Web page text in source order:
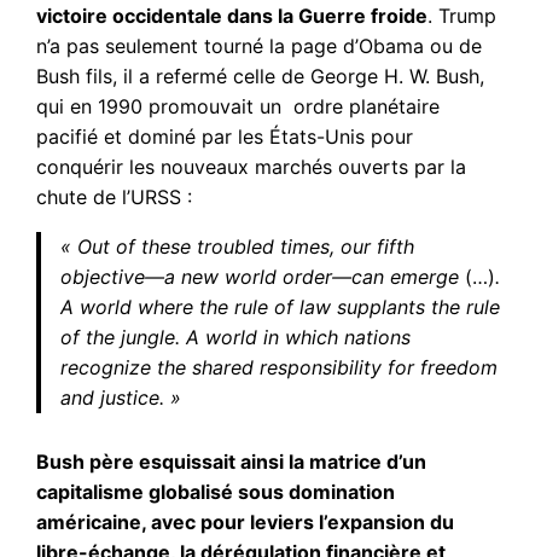
victoire occidentale dans la Guerre froide. Trump
n’a pas seulement tourné la page d’Obama ou de
Bush fils, il a refermé celle de George H. W. Bush,
qui en 1990 promouvait un ordre planétaire
pacifié et dominé par les États-Unis pour
conquérir les nouveaux marchés ouverts par la
chute de l’URSS :
« Out of these troubled times, our fifth
objective—a new world order—can emerge (…).
A world where the rule of law supplants the rule
of the jungle. A world in which nations
recognize the shared responsibility for freedom
and justice. »
Bush père esquissait ainsi la matrice d’un
capitalisme globalisé sous domination
américaine, avec pour leviers l’expansion du